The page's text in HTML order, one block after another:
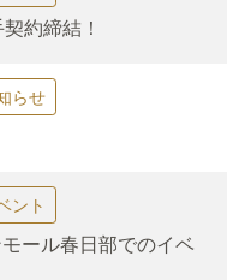
約締結！
らせ
ント
ール春日部でのイベ